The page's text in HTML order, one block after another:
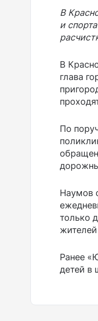
В
и
В
глава
По
Наумов
только
Ранее
детей в